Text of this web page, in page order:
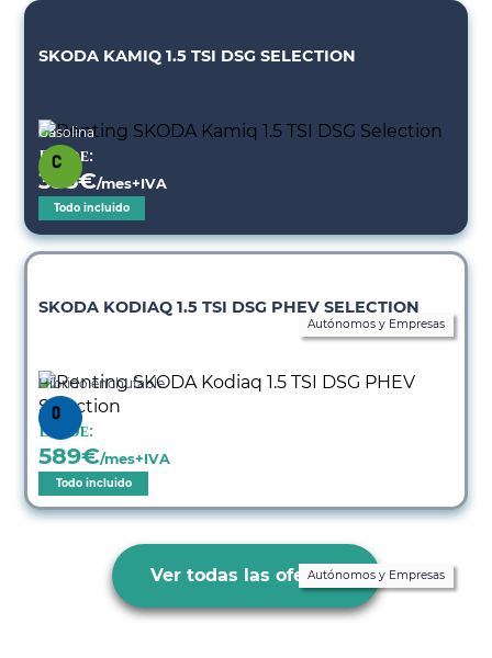
SKODA KAMIQ 1.5 TSI DSG SELECTION
Gasolina
Autónomos y Empresas
Desde:
335€/mes+IVA
Todo incluido
SKODA KODIAQ 1.5 TSI DSG PHEV SELECTION
Híbrido enchufable
Autónomos y Empresas
Desde:
589€/mes+IVA
Todo incluido
Ver todas las ofertas